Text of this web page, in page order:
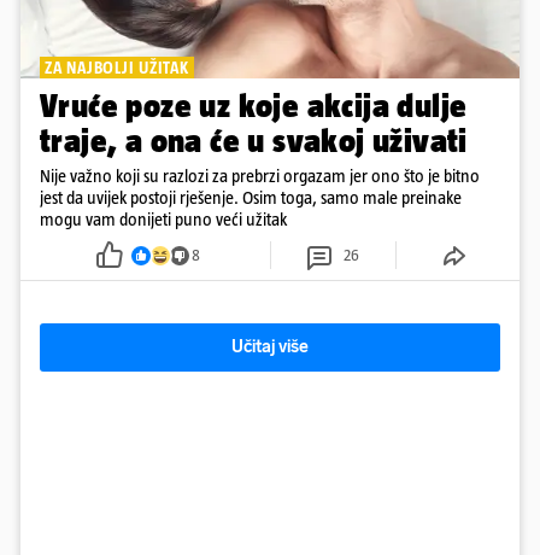
ZA NAJBOLJI UŽITAK
Vruće poze uz koje akcija dulje
traje, a ona će u svakoj uživati
Nije važno koji su razlozi za prebrzi orgazam jer ono što je bitno
jest da uvijek postoji rješenje. Osim toga, samo male preinake
mogu vam donijeti puno veći užitak
8 26
Učitaj više